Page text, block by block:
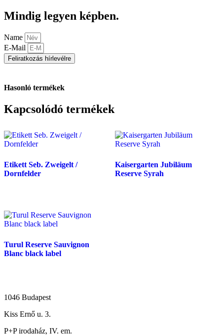
Mindig legyen képben.
Name
E-Mail
Feliratkozás hírlevélre
Hasonló termékek
Kapcsolódó termékek
Etikett Seb. Zweigelt /
Dornfelder
Kaisergarten Jubiläum
Reserve Syrah
Turul Reserve Sauvignon
Blanc black label
1046 Budapest
Kiss Ernő u. 3.
P+P irodaház, IV. em.